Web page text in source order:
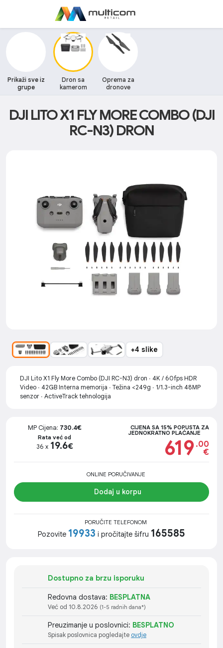
Prikaži sve iz
grupe
Dron sa
kamerom
Oprema za
dronove
DJI LITO X1 FLY MORE COMBO (DJI
RC-N3) DRON
+4 slike
DJI Lito X1 Fly More Combo (DJI RC-N3) dron ∙ 4K / 60fps HDR
Video ∙ 42GB Interna memorija ∙ Težina <249g ∙ 1/1.3-inch 48MP
senzor ∙ ActiveTrack tehnologija
MP Cijena: 730.4€
Rata već od
36 x 19.6€
CIJENA SA 15% POPUSTA ZA
JEDNOKRATNO PLAĆANJE
619 .00
€
ONLINE PORUČIVANJE
Dodaj u korpu
PORUČITE TELEFONOM
Pozovite 19933 i pročitajte šifru 165585
Dostupno za brzu isporuku
Redovna dostava: BESPLATNA
Već od 10.8.2026 (1-5 radnih dana*)
Preuzimanje u poslovnici: BESPLATNO
Spisak poslovnica pogledajte ovdje